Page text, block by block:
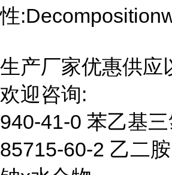
性
生产厂家优惠供应
欢迎咨询:
940-41-0 苯乙基
85715-60-2 乙二